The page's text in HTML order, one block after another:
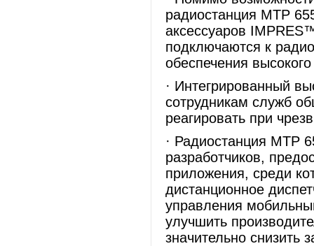
радиостанция MTP
аксессуаров
подключаются к
обеспечения
· Интегрированный
сотрудникам служб
реагировать при
· Радиостанция MTP
разработчиков,
приложения, среди
дистанционное
управления
улучшить
значительно снизить